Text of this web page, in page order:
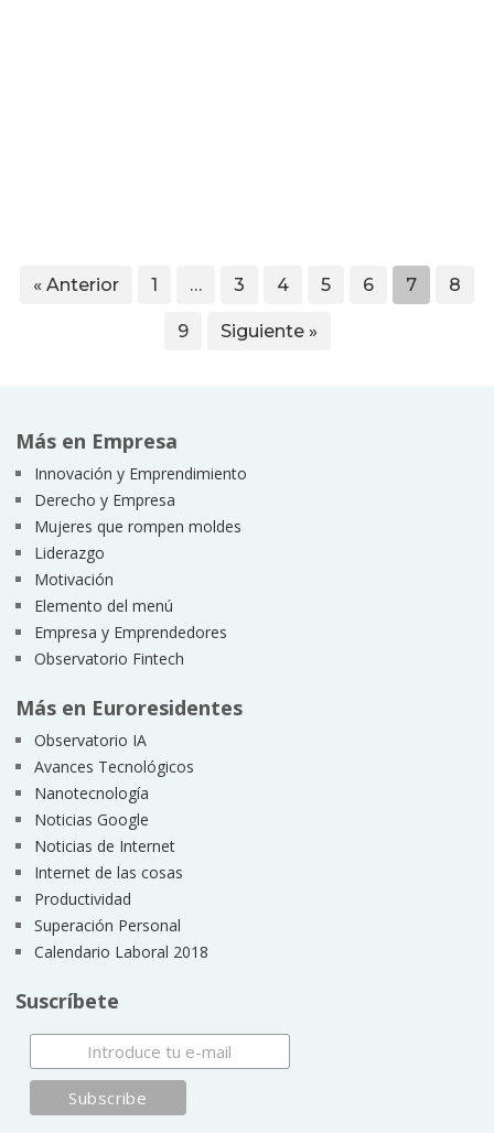
« Anterior 1 … 3 4 5 6 7 8
9 Siguiente »
Más en Empresa
Innovación y Emprendimiento
Derecho y Empresa
Mujeres que rompen moldes
Liderazgo
Motivación
Elemento del menú
Empresa y Emprendedores
Observatorio Fintech
Más en Euroresidentes
Observatorio IA
Avances Tecnológicos
Nanotecnología
Noticias Google
Noticias de Internet
Internet de las cosas
Productividad
Superación Personal
Calendario Laboral 2018
Suscríbete